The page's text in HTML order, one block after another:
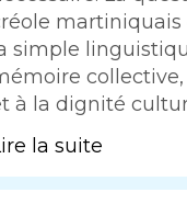
simple
à la dignité
la suite